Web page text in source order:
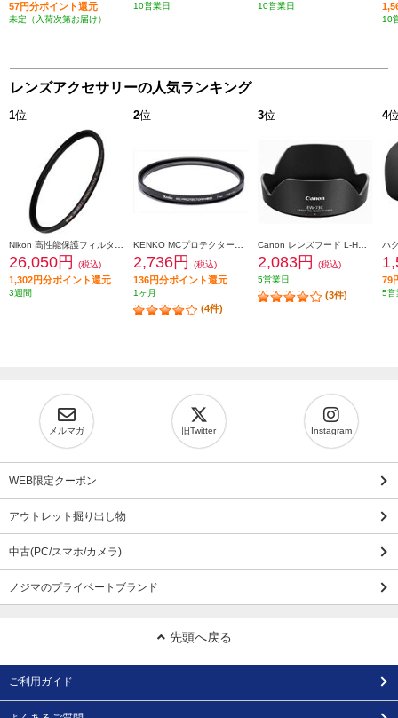
57円分ポイント還元
未定（入荷次第お届け）
10営業日
10営業日
10
レンズアクセサリーの人気ランキング
1位
26,050円 (税込)
1,302円分ポイント還元
3週間
2位
2,736円 (税込)
136円分ポイント還元
1ヶ月
(4件)
3位
2,083円
(税込)
5営業日
(3件)
4
79
5営
メルマガ 旧Twitter Instagram
WEB限定クーポン
アウトレット掘り出し物
中古(PC/スマホ/カメラ)
ノジマのプライベートブランド
先頭へ戻る
ご利用ガイド